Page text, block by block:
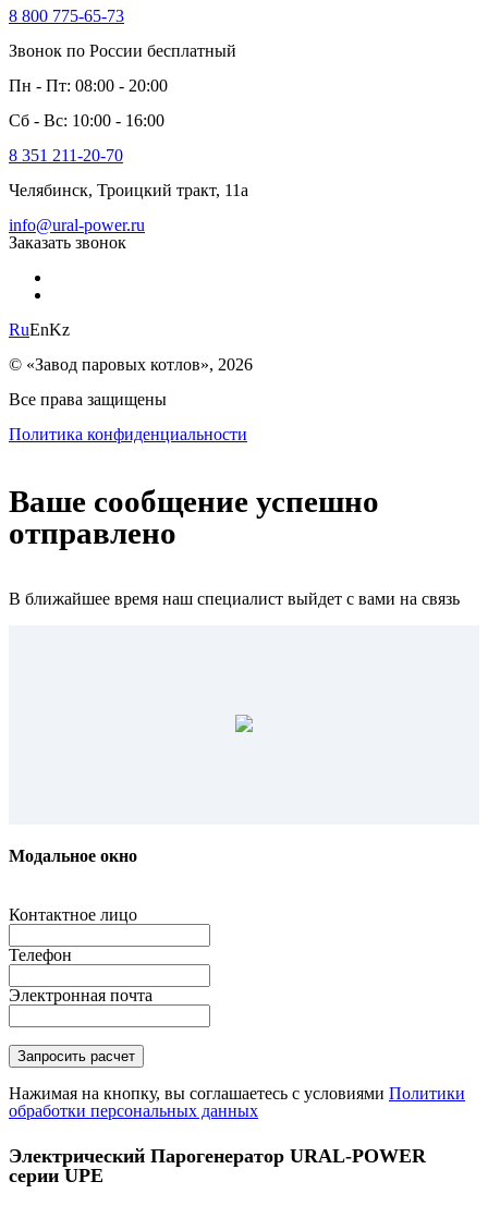
8 800 775-65-73
Звонок по России бесплатный
Пн - Пт: 08:00 - 20:00
Сб - Вс: 10:00 - 16:00
8 351 211-20-70
Челябинск, Троицкий тракт, 11а
info@ural-power.ru
Заказать звонок
RuEnKz
© «Завод паровых котлов», 2026
Все права защищены
Политика конфиденциальности
Ваше сообщение успешно
отправлено
В ближайшее время наш специалист выйдет с вами на связь
Модальное окно
Контактное лицо
Телефон
Электронная почта
Нажимая на кнопку, вы соглашаетесь с условиями Политики
обработки персональных данных
Электрический Парогенератор URAL-POWER
серии UPE